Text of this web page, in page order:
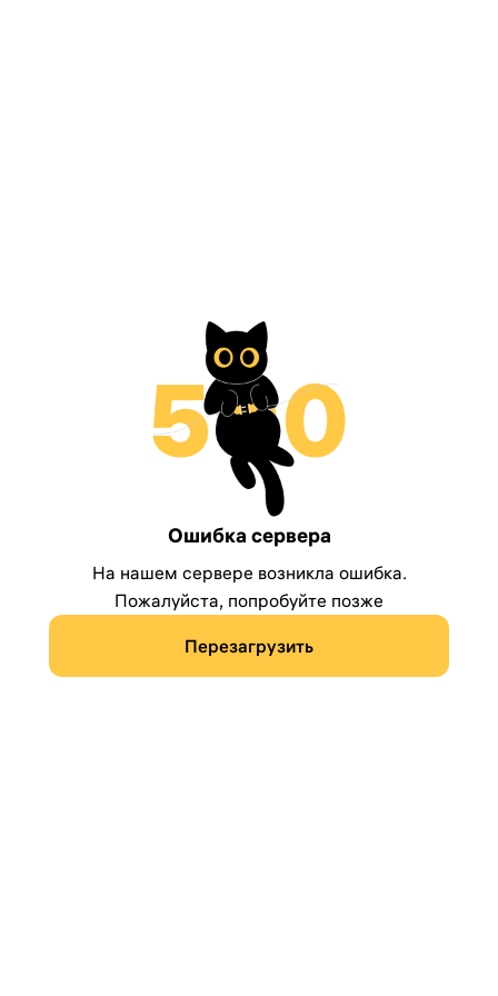
Ошибка сервера
На нашем сервере возникла ошибка.
Пожалуйста, попробуйте позже
Перезагрузить